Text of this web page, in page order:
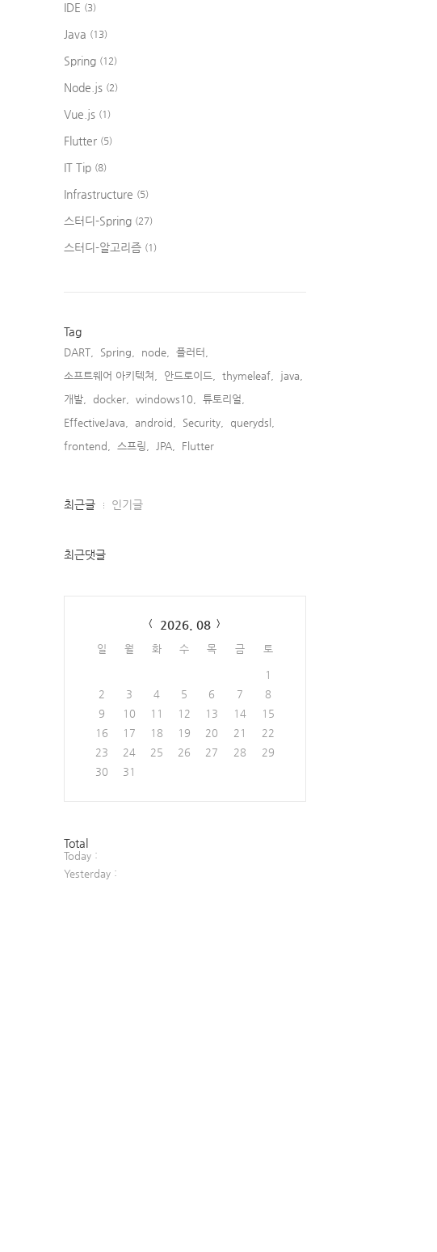
type)));
IDE (3)
Java (13)
Spring (12)
Node.js (2)
Vue.js (1)
Flutter (5)
IT Tip (8)
Infrastructure (5)
스터디-Spring (27)
스터디-알고리즘 (1)
Tag
DART, Spring, node,
플러터,
소프트웨어 아키텍쳐,
안드로이드, thymeleaf,
java,
개발,
docker, windows10,
튜토리얼,
EffectiveJava,
android, Security,
querydsl,
frontend,
스프링, JPA, Flutter,
최
인
최근글 인기글
최근댓글
2026. 08
일 월 화 수 목 금 토
1
2
3 4 5 6 7
8
9
10 11 12 13 14
15
16
17 18 19 20 21
22
23
24 25 26 27 28
29
30
31
방
문
자
수
Total
Today :
Yesterday :